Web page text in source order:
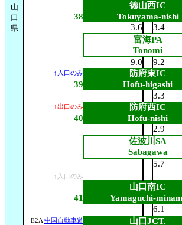
山
口
県
徳山西IC
38 Tokuyama-nishi
3.6
3.4
富海PA
Tonomi
9.0
9.2
↑入口のみ 防府東IC
39
Hofu-higashi
3.3
↑出口のみ 防府西IC
40
Hofu-nishi
2.9
佐波川SA
Sabagawa
5.7
↑入口のみ
山口南IC
41
Yamaguchi-
6.1
E2A 中国自動車道 山口JCT.